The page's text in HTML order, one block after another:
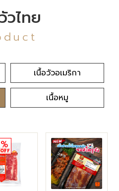
วไทย
เนื้อวัวอเมริกา
เนื้อหมู
%
OFF